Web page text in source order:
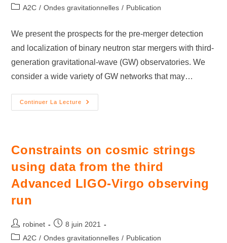
A2C / Ondes gravitationnelles / Publication
We present the prospects for the pre-merger detection
and localization of binary neutron star mergers with third-
generation gravitational-wave (GW) observatories. We
consider a wide variety of GW networks that may…
Continuer La Lecture
Constraints on cosmic strings
using data from the third
Advanced LIGO-Virgo observing
run
robinet
8 juin 2021
A2C / Ondes gravitationnelles / Publication